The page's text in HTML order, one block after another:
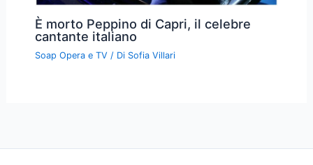
È morto Peppino di Capri, il celebre
cantante italiano
Soap Opera e TV / Di Sofia Villari